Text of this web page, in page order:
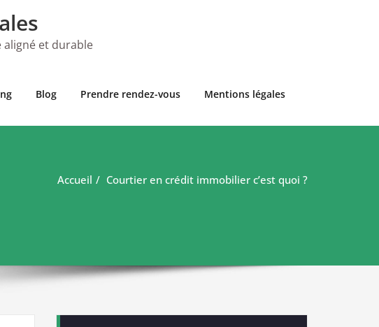
et durable
Blog Prendre rendez-vous Mentions légales
Accueil Courtier en crédit immobilier c’est quoi ?